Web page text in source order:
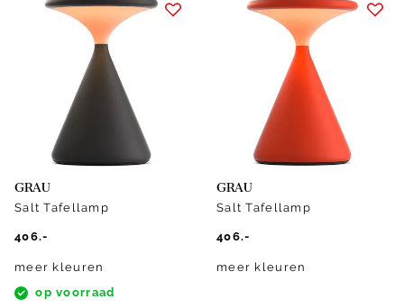
GRAU
Salt Tafellamp
406.-
meer kleuren
op voorraad
GRAU
Salt Tafellamp
406.-
meer kleuren